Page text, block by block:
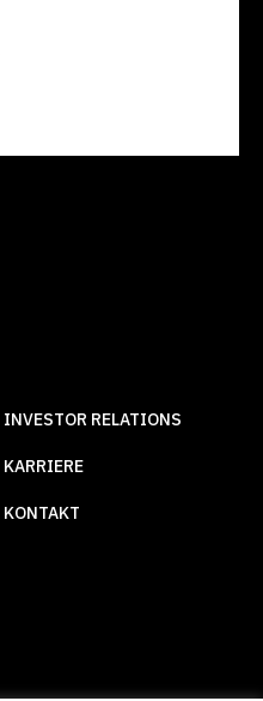
INVESTOR RELATIONS
KARRIERE
KONTAKT